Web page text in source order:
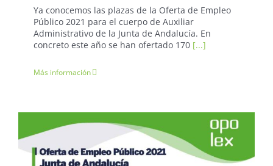
Ya conocemos las plazas de la Oferta de Empleo
Público 2021 para el cuerpo de Auxiliar
Administrativo de la Junta de Andalucía. En
concreto este año se han ofertado 170 [...]
Más información